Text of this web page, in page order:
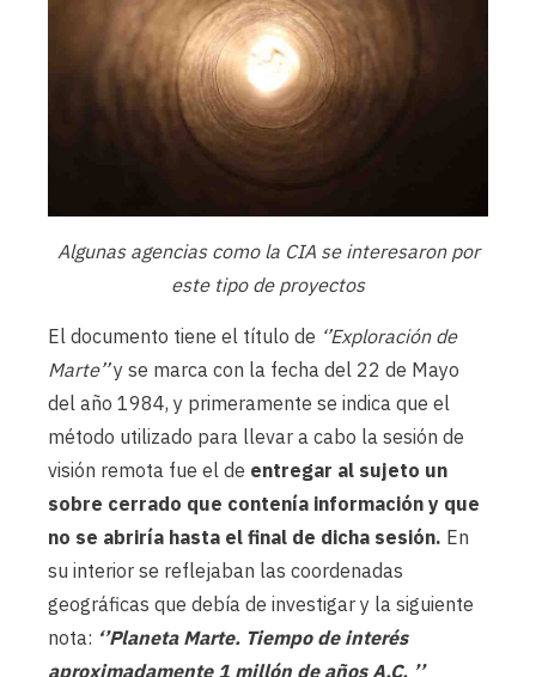
Algunas agencias como la CIA se interesaron por
este tipo de proyectos
El documento tiene el título de ‘’Exploración de
Marte’’y se marca con la fecha del 22 de Mayo
del año 1984, y primeramente se indica que el
método utilizado para llevar a cabo la sesión de
visión remota fue el de entregar al sujeto un
sobre cerrado que contenía información y que
no se abriría hasta el final de dicha sesión. En
su interior se reflejaban las coordenadas
geográficas que debía de investigar y la siguiente
nota: ‘’Planeta Marte. Tiempo de interés
aproximadamente 1 millón de años A.C. ’’